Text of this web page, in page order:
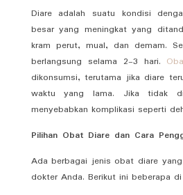
Diare adalah suatu kondisi
besar yang meningkat yang
kram perut, mual, dan demam.
berlangsung selama 2-3 hari.
dikonsumsi, terutama jika diare
waktu yang lama. Jika tidak
menyebabkan komplikasi seperti
Pilihan Obat Diare dan Cara
Ada berbagai jenis obat diare
dokter Anda. Berikut ini beberapa